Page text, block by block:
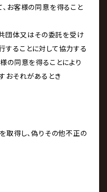
お客様の同意を得ること
共団体又はその委託を受け
ることに対して協力する
の同意を得ることにより
おそれがあるとき
取得し、偽りその他不正の